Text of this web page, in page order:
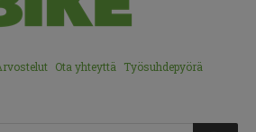
Ota yhteyttä Työsuhdepyörä